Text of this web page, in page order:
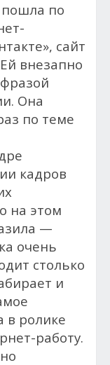
пошла по
сайт
внезапно
Она
по теме
кадров
на этом
—
очень
столько
и
в ролике
работу.